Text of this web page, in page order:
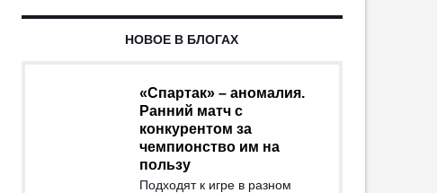
НОВОЕ В БЛОГАХ
«Спартак» – аномалия.
Ранний матч с
конкурентом за
чемпионство им на
пользу
Подходят к игре в разном